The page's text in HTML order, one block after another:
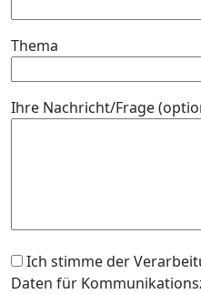
Thema
Ihre Nachricht/Frage
Ich stimme der
Daten für